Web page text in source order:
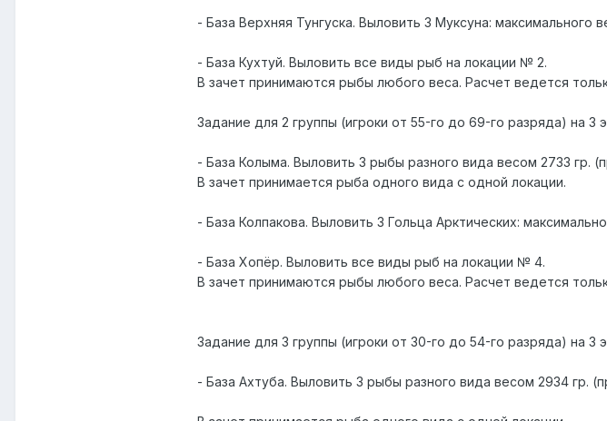
- База Верхняя Тунгуска. Выловить 3 Муксуна:
- База Кухтуй. Выловить все виды рыб на локации № 2.
В зачет принимаются рыбы любого веса. Расчет ведется
Задание для 2 группы (игроки от 55-го до 69-го разряда) на 3
- База Колыма. Выловить 3 рыбы разного вида весом 2733 гр.
В зачет принимается рыба одного вида с одной локации.
- База Колпакова. Выловить 3 Гольца Арктических:
- База Хопёр. Выловить все виды рыб на локации № 4.
В зачет принимаются рыбы любого веса. Расчет ведется
Задание для 3 группы (игроки от 30-го до 54-го разряда) на 3
- База Ахтуба. Выловить 3 рыбы разного вида весом 2934 гр.